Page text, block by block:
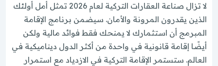
لا تزال صناعة العقارات التركية لعام 2026 تمثل أمل أولئك
الذين يقدرون المرونة والأمان. سيضمن برنامج الإقامة
المبرمج أن استثمارك لا يمنحك فقط فوائد مالية ولكن
أيضًا إقامة قانونية في واحدة من أكثر الدول ديناميكية في
العالم. ستستمر الإقامة التركية في الازدياد مع استمرار